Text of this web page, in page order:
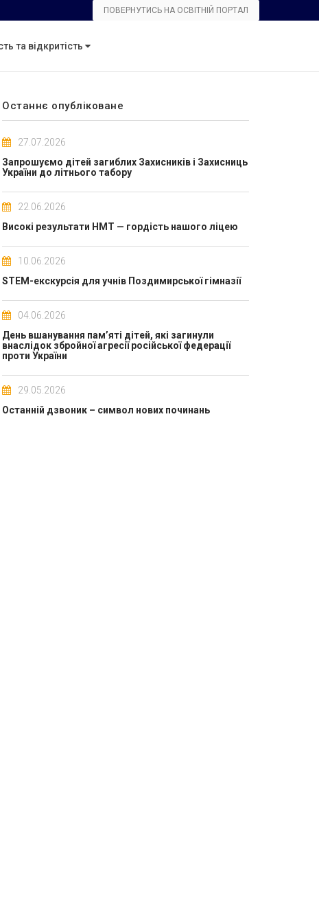
ПОВЕРНУТИСЬ НА ОСВІТНІЙ ПОРТАЛ
та відкритість
Останнє опубліковане
27.07.2026
Запрошуємо дітей загиблих Захисників і Захисниць
України до літнього табору
22.06.2026
Високі результати НМТ — гордість нашого ліцею
10.06.2026
STEM-екскурсія для учнів Поздимирської гімназії
04.06.2026
День вшанування пам’яті дітей, які загинули
внаслідок збройної агресії російської федерації
проти України
29.05.2026
Останній дзвоник – символ нових починань